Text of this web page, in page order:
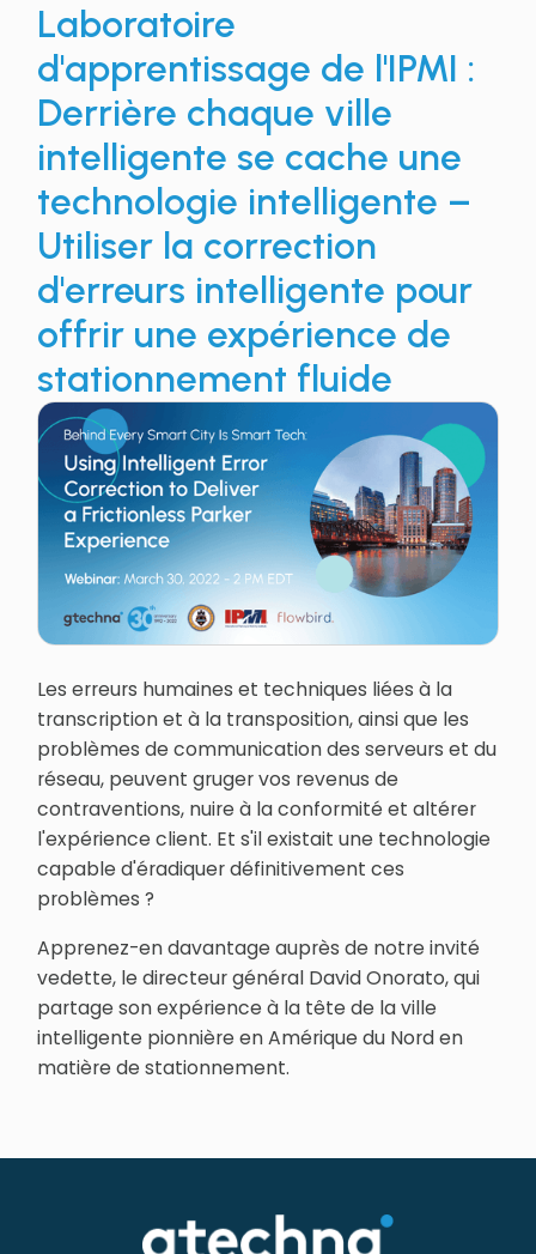
Laboratoire
d'apprentissage de l'IPMI :
Derrière chaque ville
intelligente se cache une
technologie intelligente –
Utiliser la correction
d'erreurs intelligente pour
offrir une expérience de
stationnement fluide
Les erreurs humaines et techniques liées à la
transcription et à la transposition, ainsi que les
problèmes de communication des serveurs et du
réseau, peuvent gruger vos revenus de
contraventions, nuire à la conformité et altérer
l'expérience client. Et s'il existait une technologie
capable d'éradiquer définitivement ces
problèmes ?
Apprenez-en davantage auprès de notre invité
vedette, le directeur général David Onorato, qui
partage son expérience à la tête de la ville
intelligente pionnière en Amérique du Nord en
matière de stationnement.